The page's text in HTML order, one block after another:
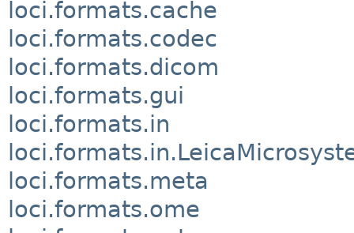
loci.formats.cache
loci.formats.codec
loci.formats.dicom
loci.formats.gui
loci.formats.in
loci.formats.meta
loci.formats.ome